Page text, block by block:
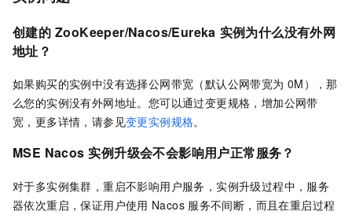
创建的 ZooKeeper/Nacos/Eureka 实例为什么没有外网
地址？
如果购买的实例中没有选择公网带宽（默认公网带宽为 0M），那
么您的实例没有外网地址。您可以通过变更规格，增加公网带
宽，更多详情，请参见变更实例规格。
MSE Nacos 实例升级会不会影响用户正常服务？
对于多实例集群，重启不影响用户服务，实例升级过程中，服务
器依次重启，保证用户使用 Nacos 服务不间断，而且在重启过程